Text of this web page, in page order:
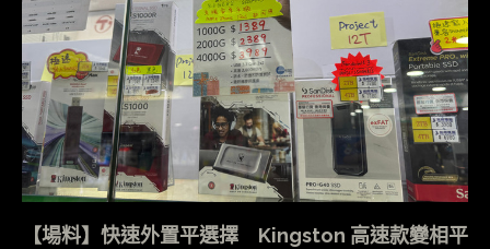
【場料】快速外置平選擇 Kingston 高速款變相平